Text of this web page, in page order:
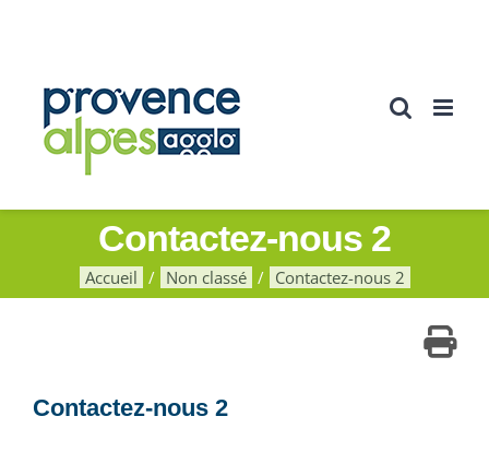
Contactez-nous 2
Accueil Non classé Contactez-nous 2
Contactez-nous 2